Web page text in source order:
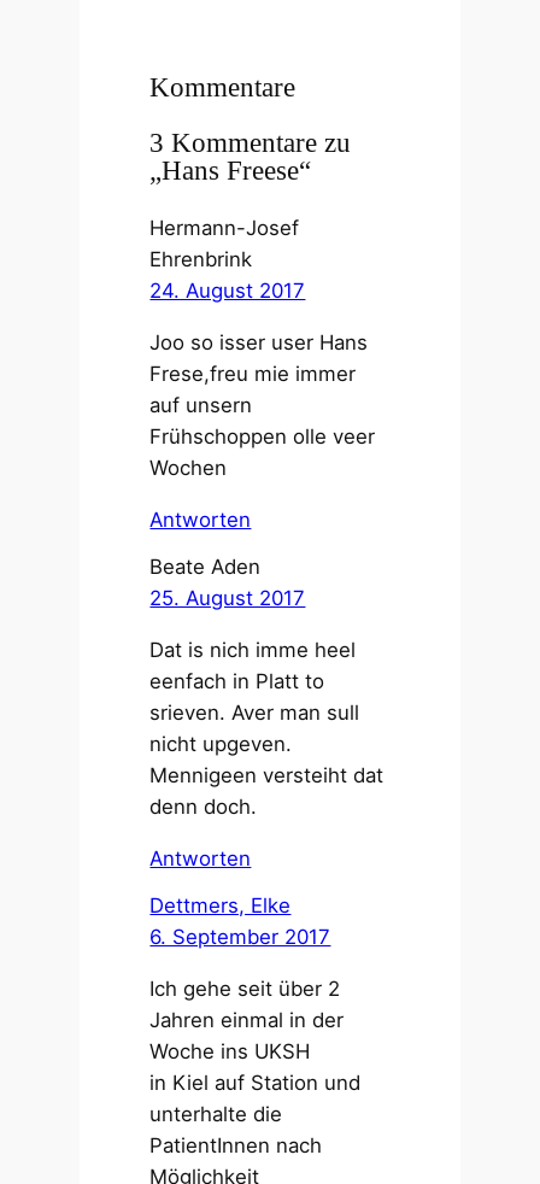
Kommentare
3 Kommentare zu
„Hans Freese“
Hermann-Josef
Ehrenbrink
24. August 2017
Joo so isser user Hans
Frese,freu mie immer
auf unsern
Frühschoppen olle veer
Wochen
Antworten
Beate Aden
25. August 2017
Dat is nich imme heel
eenfach in Platt to
srieven. Aver man sull
nicht upgeven.
Mennigeen versteiht dat
denn doch.
Antworten
Dettmers, Elke
6. September 2017
Ich gehe seit über 2
Jahren einmal in der
Woche ins UKSH
in Kiel auf Station und
unterhalte die
PatientInnen nach
Möglichkeit